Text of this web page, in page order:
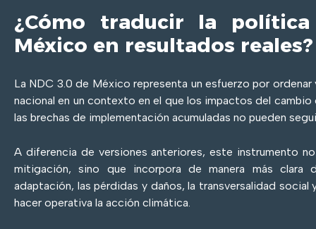
¿Cómo traducir la
México en resultados reales?
La NDC 3.0 de México representa un esfuerzo por
nacional en un contexto en el que los impactos del
las brechas de implementación acumuladas no pueden
A diferencia de versiones anteriores, este instrumento
mitigación, sino que incorpora de manera más clara
adaptación, las pérdidas y daños, la transversalidad social
hacer operativa la acción climática.